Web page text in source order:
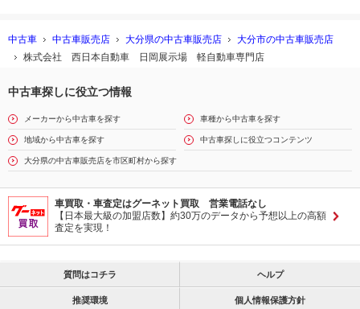
中古車 中古車販売店 大分県の中古車販売店
大分市の中古車販売店
株式会社 西日本自動車 日岡展示場 軽自動車専門店
中古車探しに役立つ情報
メーカーから中古車を探す 車種から中古車を探す
地域から中古車を探す 中古車探しに役立つコンテンツ
大分県の中古車販売店を市区町村から探す
車買取・車査定はグーネット買取 営業電話なし
【日本最大級の加盟店数】約30万のデータから予想以上の高額
査定を実現！
質問はコチラ ヘルプ
推奨環境 個人情報保護方針